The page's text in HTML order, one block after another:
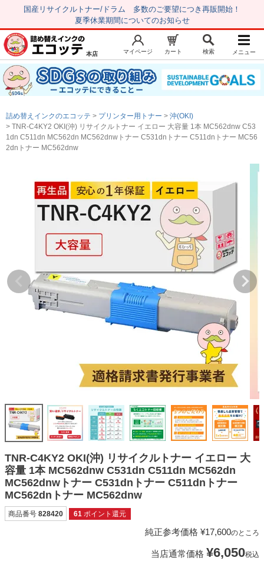
国産リサイクルトナー/ドラム 多数のご要望につき再販開始！
夏季休業期間についてのお知らせ
新規会員登録 マイページ
トップページ お気に入り
注文履歴 レビュー履歴
はじめての方へ
初心者用セット
キャノンインク
ブラザーインク
詰め替えインク
互換インクボトル
互換インクカートリッジ
再生インクカートリッジ
ご利用ガイド
よくある質問
お問い合わせ
会員専用商品
説明書ダウンロード
本店 マイページ カート 検索 メニュー
詰め替えインクのエコッテ プリンター用トナー
沖(OKI)
TNR-C4KY2 OKI(沖) リサイクルトナー イエロー 大容量 1本 MC562dnw C53
1dn C511dn MC562dn MC562dnwトナー C531dnトナー C511dnトナー MC56
2dnトナー MC562dnw
TNR-C4KY2 OKI(沖) リサイクルトナー イエロー 大
容量 1本 MC562dnw C531dn C511dn MC562dn
MC562dnwトナー C531dnトナー C511dnトナー
MC562dnトナー MC562dnw
商品番号 828420 61 ポイント還元
純正参考価格 ¥17,600のところ
当店通常価格 ¥6,050税込